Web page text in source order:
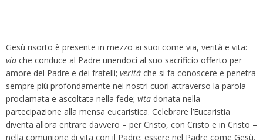
Gesù risorto è presente in mezzo ai suoi come via, verità e vita:
via che conduce al Padre unendoci al suo sacrificio offerto per
amore del Padre e dei fratelli; verità che si fa conoscere e penetra
sempre più profondamente nei nostri cuori attraverso la parola
proclamata e ascoltata nella fede; vita donata nella
partecipazione alla mensa eucaristica. Celebrare l’Eucaristia
diventa allora entrare davvero – per Cristo, con Cristo e in Cristo –
nella comunione di vita con il Padre; essere nel Padre come Gesù.